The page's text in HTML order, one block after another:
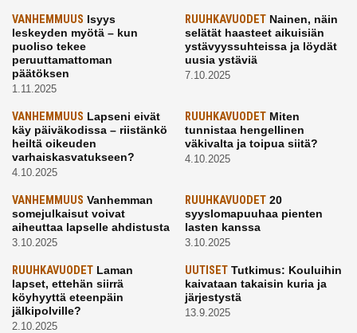
VANHEMMUUS Isyys
leskeyden myötä – kun
puoliso tekee
peruuttamattoman
päätöksen
1.11.2025
RUUHKAVUODETNainen, näin
selätät haasteet aikuisiän
ystävyyssuhteissa ja löydät
uusia ystäviä
7.10.2025
VANHEMMUUS Lapseni eivät
käy päiväkodissa – riistänkö
heiltä oikeuden
varhaiskasvatukseen?
4.10.2025
RUUHKAVUODETMiten
tunnistaa hengellinen
väkivalta ja toipua siitä?
4.10.2025
VANHEMMUUS Vanhemman
somejulkaisut voivat
aiheuttaa lapselle ahdistusta
3.10.2025
RUUHKAVUODET20
syyslomapuuhaa pienten
lasten kanssa
3.10.2025
RUUHKAVUODET Laman
lapset, ettehän siirrä
köyhyyttä eteenpäin
jälkipolville?
2.10.2025
UUTISETTutkimus: Kouluihin
kaivataan takaisin kuria ja
järjestystä
13.9.2025